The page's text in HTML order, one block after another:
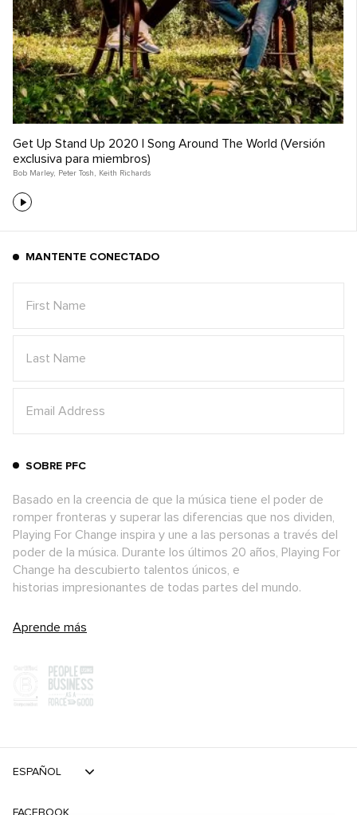
Get Up Stand Up 2020 | Song Around The World (Versión
exclusiva para miembros)
Bob Marley, Peter Tosh , Keith Richards
MANTENTE CONECTADO
SOBRE PFC
Basado en la creencia de que la música tiene el poder de
romper fronteras y superar las diferencias que nos dividen,
Playing For Change inspira y une a las personas a través del
poder de la música. Durante los últimos 20 años, Playing For
Change ha descubierto talentos únicos, e
historias impresionantes de todas partes del mundo.
Aprende más
FACEBOOK
ESPAÑOL